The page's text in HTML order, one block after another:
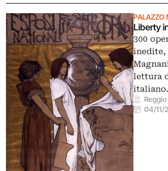
PALAZZO
Liberty
300
inedite,
lettura
italiano.
Reggio
04/11/